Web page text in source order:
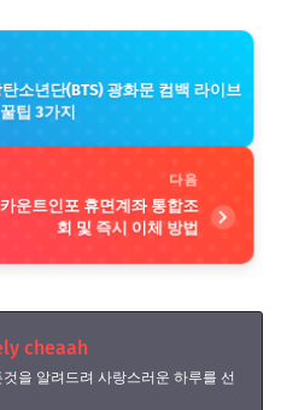
소년단(BTS) 광화문 컴백 라이브
팁 3가지
다음
운트인포 휴면계좌 통합조
회 및 즉시 이체 방법
cheaah
을 알려드려 사랑스러운 하루를 선